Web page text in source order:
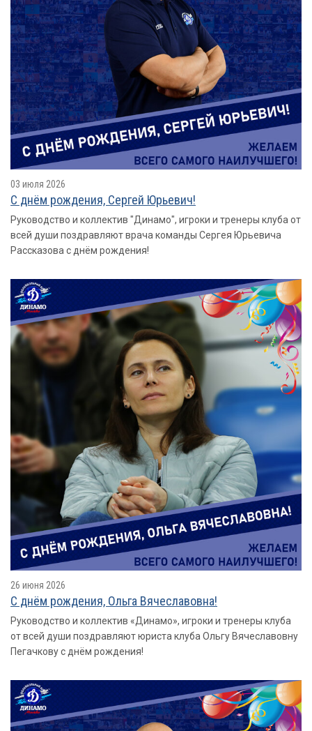
03 июля 2026
С днём рождения, Сергей Юрьевич!
Руководство и коллектив "Динамо", игроки и тренеры клуба от
всей души поздравляют врача команды Сергея Юрьевича
Рассказова с днём рождения!
26 июня 2026
С днём рождения, Ольга Вячеславовна!
Руководство и коллектив «Динамо», игроки и тренеры клуба
от всей души поздравляют юриста клуба Ольгу Вячеславовну
Пегачкову с днём рождения!